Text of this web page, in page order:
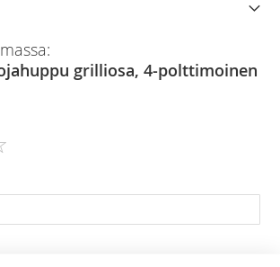
grilliosa, 4-polttimoinen